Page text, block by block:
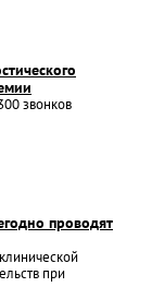
звонков
проводят
при